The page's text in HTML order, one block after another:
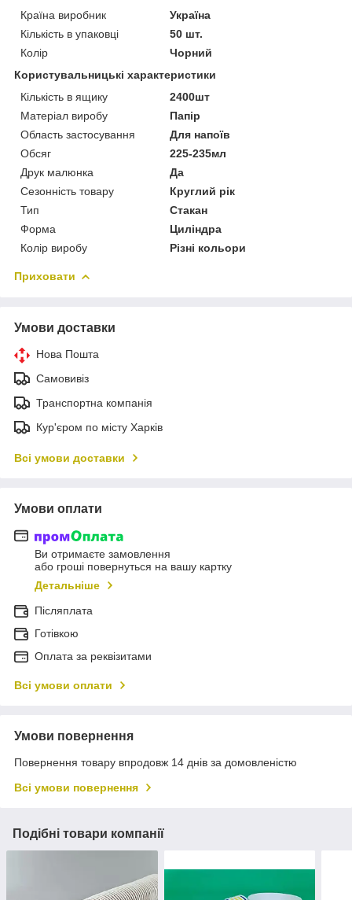
Країна виробник
Україна
Кількість в упаковці
50 шт.
Колір
Чорний
Користувальницькі характеристики
Кількість в ящику
2400шт
Матеріал виробу
Папір
Область застосування
Для напоїв
Обсяг
225-235мл
Друк малюнка
Да
Сезонність товару
Круглий рік
Тип
Стакан
Форма
Циліндра
Колір виробу
Різні кольори
Приховати
Умови доставки
Нова Пошта
Самовивіз
Транспортна компанія
Кур'єром по місту Харків
Всі умови доставки
Умови оплати
Ви отримаєте замовлення
або гроші повернуться на вашу картку
Детальніше
Післяплата
Готівкою
Оплата за реквізитами
Всі умови оплати
Умови повернення
Повернення товару впродовж 14 днів за домовленістю
Всі умови повернення
Подібні товари компанії